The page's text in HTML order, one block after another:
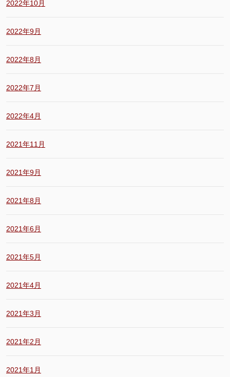
2022年10月
2022年9月
2022年8月
2022年7月
2022年4月
2021年11月
2021年9月
2021年8月
2021年6月
2021年5月
2021年4月
2021年3月
2021年2月
2021年1月